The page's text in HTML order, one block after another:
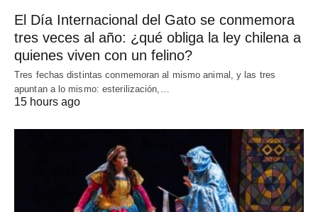
El Día Internacional del Gato se conmemora
tres veces al año: ¿qué obliga la ley chilena a
quienes viven con un felino?
Tres fechas distintas conmemoran al mismo animal, y las tres
apuntan a lo mismo: esterilización,…
15 hours ago